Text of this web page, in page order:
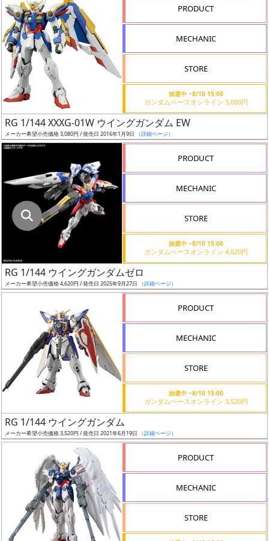
指
定
し
た
店
舗
が
安
値
の
表
ク
ス
ア
レ
タ
ー
（β）
PRODUCT
MECHANIC
STORE
抽選中 ~8/10 15:00
ガンダムベースオンライン 3,080円
RG 1/144 XXXG-01W ウイングガンダム EW
メーカー希望小売価格 3,080円 / 発売日 2016年1月9日 （詳細ページ）
PRODUCT
MECHANIC
STORE
抽選中 ~8/10 15:00
ガンダムベースオンライン 4,620円
RG 1/144 ウイングガンダムゼロ
メーカー希望小売価格 4,620円 / 発売日 2025年9月27日 （詳細ページ）
PRODUCT
MECHANIC
STORE
抽選中 ~8/10 15:00
ガンダムベースオンライン 3,520円
RG 1/144 ウイングガンダム
メーカー希望小売価格 3,520円 / 発売日 2021年6月19日 （詳細ページ）
PRODUCT
MECHANIC
STORE